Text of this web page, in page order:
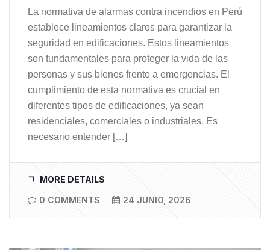
La normativa de alarmas contra incendios en Perú
establece lineamientos claros para garantizar la
seguridad en edificaciones. Estos lineamientos
son fundamentales para proteger la vida de las
personas y sus bienes frente a emergencias. El
cumplimiento de esta normativa es crucial en
diferentes tipos de edificaciones, ya sean
residenciales, comerciales o industriales. Es
necesario entender […]
MORE DETAILS
0 COMMENTS
24 JUNIO, 2026